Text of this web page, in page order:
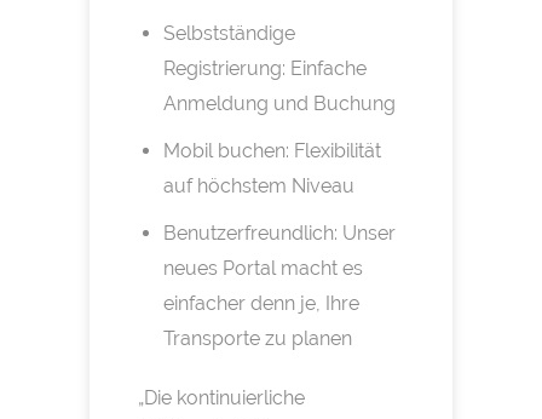
Selbstständige
Registrierung: Einfache
Anmeldung und Buchung
Mobil buchen: Flexibilität
auf höchstem Niveau
Benutzerfreundlich: Unser
neues Portal macht es
einfacher denn je, Ihre
Transporte zu planen
„Die kontinuierliche